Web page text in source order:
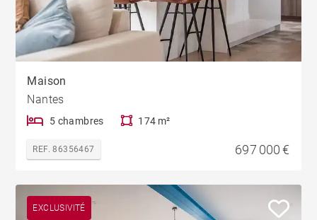
Maison
Nantes
5 chambres 174 m²
REF. 86356467 697 000 €
EXCLUSIVITÉ